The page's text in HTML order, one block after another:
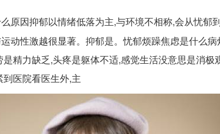
原因抑郁以情绪低落为主,与环境不相称,会从忧
动性激越很显著。抑郁是。忧郁烦躁焦虑是什么
精力缺乏,头疼是躯体不适,感觉生活没意思是消
医院看医生外,主